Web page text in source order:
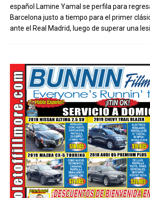
español Lamine Yamal se perfila para
Barcelona justo a tiempo para el primer
ante el Real Madrid, luego de superar una